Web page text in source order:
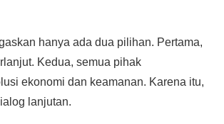
hanya ada dua pilihan. Pertama,
Kedua, semua pihak
ekonomi dan keamanan. Karena itu,
lanjutan.